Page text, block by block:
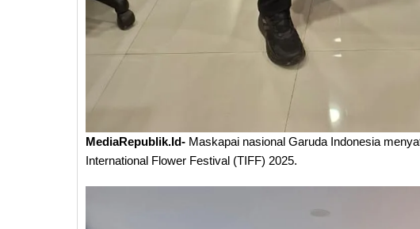
MediaRepublik.Id- Maskapai nasional Garuda Indonesia
International Flower Festival (TIFF) 2025.